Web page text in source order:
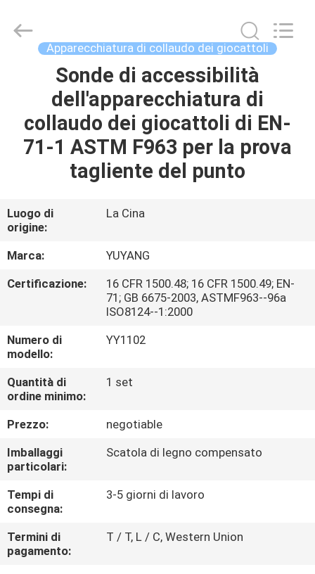
PRODOTTI
MOSTRA
CIRCA
NOI
FABBRICA
CONTATTICI
RICHIEDA
UNA
CITAZIONE
YUYANG
INSTRUMENT
Apparecchiatura di collaudo dei giocattoli
Sonde di accessibilità
dell'apparecchiatura di
collaudo dei giocattoli di EN-
71-1 ASTM F963 per la prova
tagliente del punto
Luogo di
origine:
La Cina
Marca:
YUYANG
Certificazione:
16 CFR 1500.48; 16 CFR 1500.49; EN-
71; GB 6675-2003, ASTMF963--96a
ISO8124--1:2000
Numero di
modello:
YY1102
Quantità di
ordine minimo:
1 set
Prezzo:
negotiable
Imballaggi
particolari:
Scatola di legno compensato
Tempi di
consegna:
3-5 giorni di lavoro
Termini di
pagamento:
T / T, L / C, Western Union